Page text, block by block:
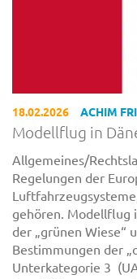
18.02.2026 ACHIM
Modellflug in
Allgemeines/
Regelungen der
gehören. Modellflug
der „grünen Wiese“
Bestimmungen der
Unterkategorie 3